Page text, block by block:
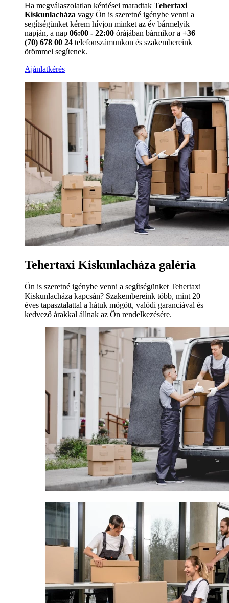
Ha megválaszolatlan kérdései maradtak Tehertaxi
Kiskunlacháza vagy Ön is szeretné igénybe venni a
segítségünket kérem hívjon minket az év bármelyik
napján, a nap 06:00 - 22:00 órájában bármikor a +36
(70) 678 00 24 telefonszámunkon és szakembereink
örömmel segítenek.
Ajánlatkérés
Tehertaxi Kiskunlacháza galéria
Ön is szeretné igénybe venni a segítségünket Tehertaxi
Kiskunlacháza kapcsán? Szakembereink több, mint 20
éves tapasztalattal a hátuk mögött, valódi garanciával és
kedvező árakkal állnak az Ön rendelkezésére.